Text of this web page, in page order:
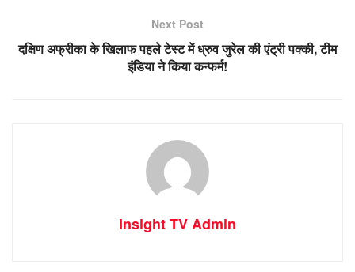
Next Post
दक्षिण अफ्रीका के खिलाफ पहले टेस्ट में ध्रुव जुरेल की एंट्री पक्की, टीम
इंडिया ने किया कन्फर्म!
Insight TV Admin